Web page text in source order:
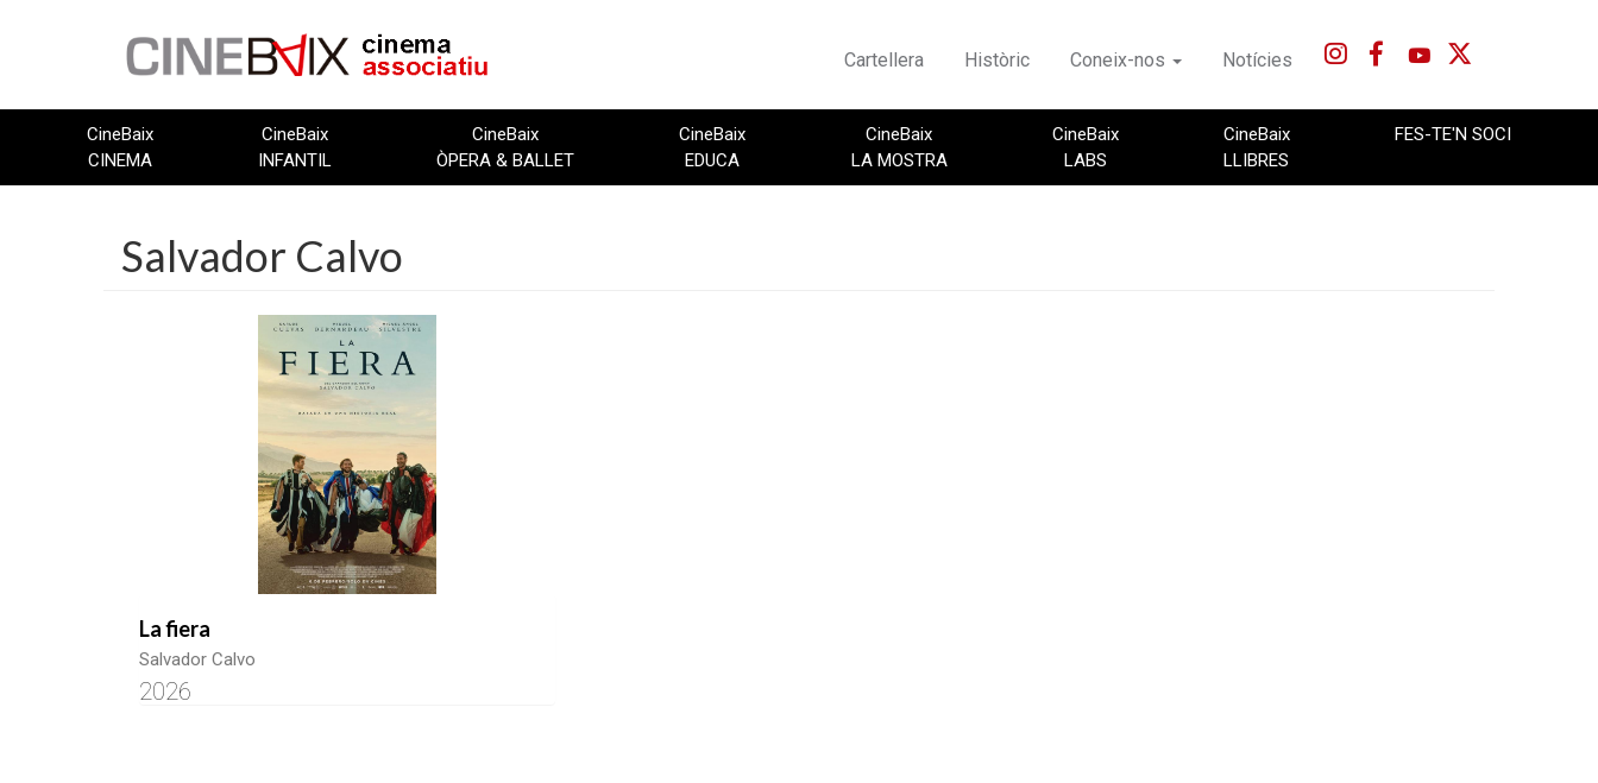
Cartellera Històric Coneix-nos Notícies
CineBaix
CINEMA
CineBaix
INFANTIL
CineBaix
ÒPERA & BALLET
CineBaix
EDUCA
CineBaix
LA MOSTRA
CineBaix
LABS
CineBaix
LLIBRES
FES-TE'N SOCI
Salvador Calvo
La fiera
Salvador Calvo
2026